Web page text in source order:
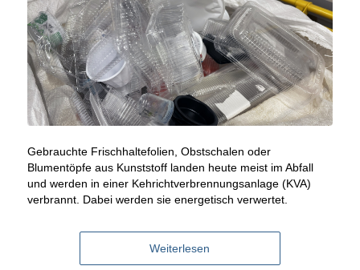
Gebrauchte Frischhaltefolien, Obstschalen oder
Blumentöpfe aus Kunststoff landen heute meist im Abfall
und werden in einer Kehrichtverbrennungsanlage (KVA)
verbrannt. Dabei werden sie energetisch verwertet.
Weiterlesen